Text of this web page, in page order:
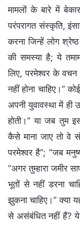
मामलों के बारे में
परंपरागत संस्कृति,
करना जिन्हें लोग
की समस्या है; ये
लिए, परमेश्वर के वचन
नहीं होना चाहिए।”
अपनी युवावस्था में ही
होती।” या जब तुम
कैसे माना जाए तो वे
परमेश्वर है”; “जब
“अगर तुम्हारा जमीर
भूतों से नहीं डरना
झुकना चाहिए।” क्या
से असंबंधित नहीं हैं?